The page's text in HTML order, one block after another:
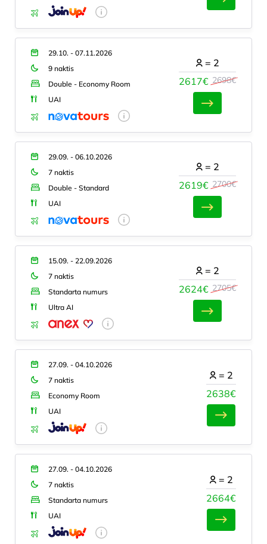
29.10. - 07.11.2026
9 naktis
Double - Economy Room
UAI
2617€ 2698€
= 2
29.09. - 06.10.2026
7 naktis
Double - Standard
UAI
2619€ 2700€
= 2
15.09. - 22.09.2026
7 naktis
Standarta numurs
Ultra AI
2624€ 2705€
= 2
27.09. - 04.10.2026
7 naktis
Economy Room
UAI
2638€
= 2
27.09. - 04.10.2026
7 naktis
Standarta numurs
UAI
2664€
= 2